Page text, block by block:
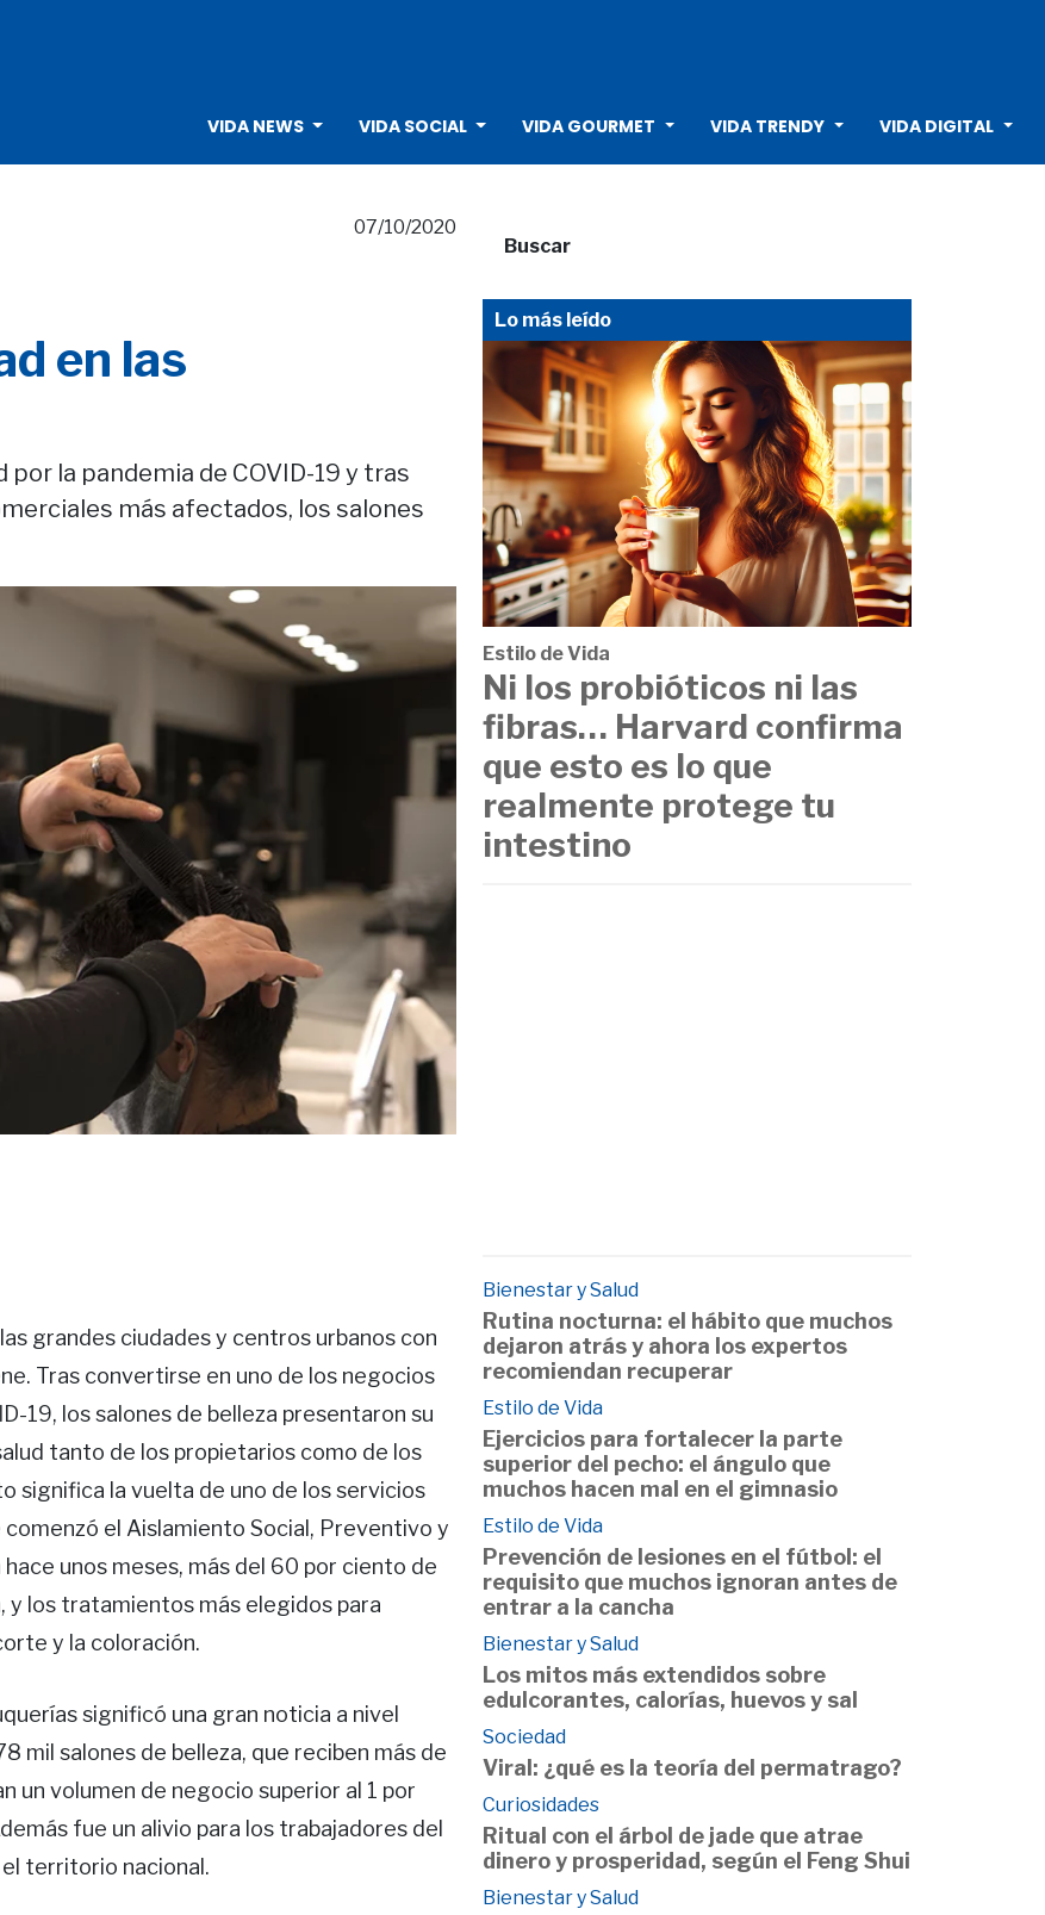
VIDA NEWS VIDA SOCIAL VIDA GOURMET VIDA TRENDY VIDA DIGITAL
07/10/2020
en las
la pandemia de COVID-19 y tras
más afectados, los salones
grandes ciudades y centros urbanos con
Tras convertirse en uno de los negocios
19, los salones de belleza presentaron su
tanto de los propietarios como de los
significa la vuelta de uno de los servicios
el Aislamiento Social, Preventivo y
unos meses, más del 60 por ciento de
y los tratamientos más elegidos para
y la coloración.
significó una gran noticia a nivel
mil salones de belleza, que reciben más de
un volumen de negocio superior al 1 por
fue un alivio para los trabajadores del
territorio nacional.
Buscar
Lo más leído
Estilo de Vida
Ni los probióticos ni las
fibras… Harvard confirma
que esto es lo que
realmente protege tu
intestino
Bienestar y Salud
Rutina nocturna: el hábito que muchos
dejaron atrás y ahora los expertos
recomiendan recuperar
Estilo de Vida
Ejercicios para fortalecer la parte
superior del pecho: el ángulo que
muchos hacen mal en el gimnasio
Estilo de Vida
Prevención de lesiones en el fútbol: el
requisito que muchos ignoran antes de
entrar a la cancha
Bienestar y Salud
Los mitos más extendidos sobre
edulcorantes, calorías, huevos y sal
Sociedad
Viral: ¿qué es la teoría del permatrago?
Curiosidades
Ritual con el árbol de jade que atrae
dinero y prosperidad, según el Feng Shui
Bienestar y Salud